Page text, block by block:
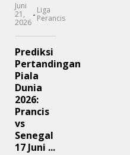
Juni
21,
2026
- Liga
Perancis
Prediksi
Pertandingan
Piala
Dunia
2026:
Prancis
vs
Senegal
17 Juni ...